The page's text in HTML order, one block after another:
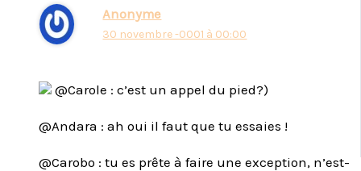
Anonyme
30 novembre -0001 à 00:00
@Carole : c’est un appel du pied?)
@Andara : ah oui il faut que tu essaies !
@Carobo : tu es prête à faire une exception, n’est-